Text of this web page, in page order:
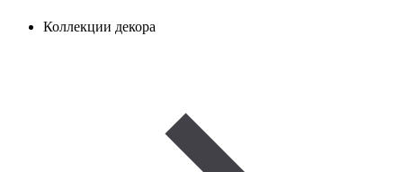
Коллекции декора